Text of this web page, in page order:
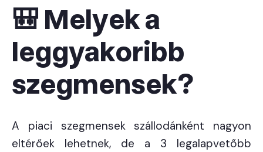
🎒Melyek a
leggyakoribb
szegmensek?
A piaci szegmensek szállodánként nagyon
eltérőek lehetnek, de a 3 legalapvetőbb